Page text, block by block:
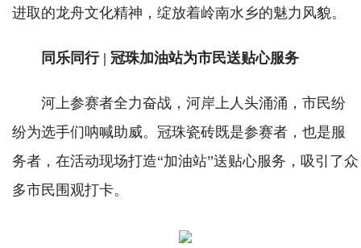
进取的龙舟文化精神，绽放着岭南水乡的魅力风貌。
同乐同行 | 冠珠加油站为市民送贴心服务
河上参赛者全力奋战，河岸上人头涌涌，市民纷
纷为选手们呐喊助威。冠珠瓷砖既是参赛者，也是服
务者，在活动现场打造“加油站”送贴心服务，吸引了众
多市民围观打卡。